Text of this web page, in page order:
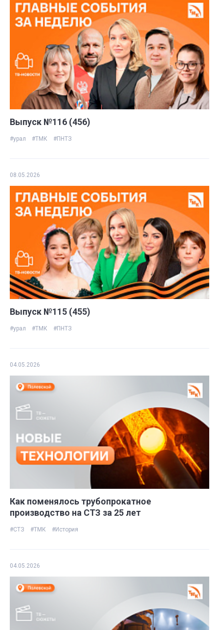
Выпуск №116 (456)
#урал #ТМК #ПНТЗ
08.05.2026
Выпуск №115 (455)
#урал #ТМК #ПНТЗ
04.05.2026
Как поменялось трубопрокатное
производство на СТЗ за 25 лет
#СТЗ #ТМК #История
04.05.2026